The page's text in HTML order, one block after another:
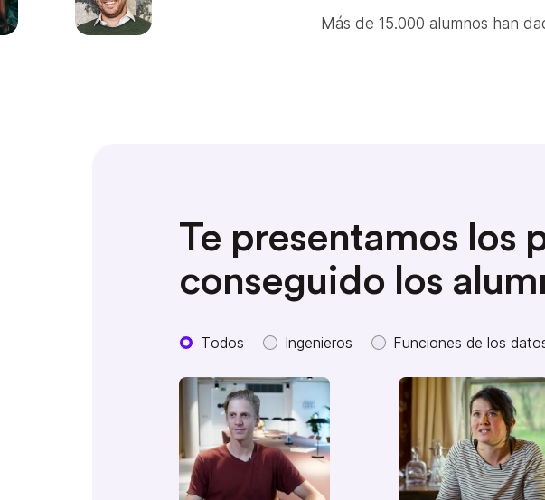
Más de 15.000 alumnos han
Te presentamos los
conseguido los
Todos Ingenieros Funciones de los